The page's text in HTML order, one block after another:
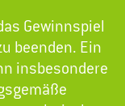
Gewinnspiel
beenden. Ein
insbesondere